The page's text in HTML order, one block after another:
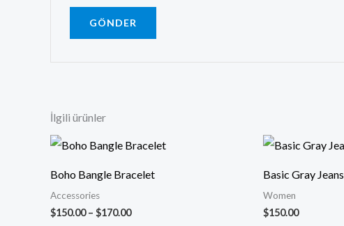
İlgili ürünler
Boho Bangle Bracelet
Accessories
$150.00 – $170.00
Fiyat
aralığı:
-
Basic Gray Jeans
Women
$150.00